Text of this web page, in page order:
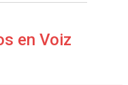
en Voiz